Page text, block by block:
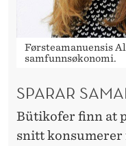
Førsteamanuensis
samfunnsøkonomi.
SPARAR
Bütikofer finn at
snitt konsumerer